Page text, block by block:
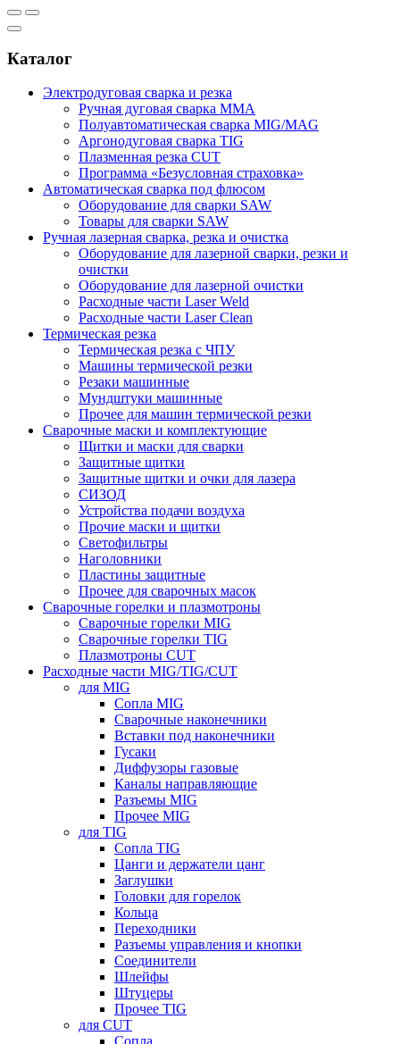
Каталог
Электродуговая сварка и резка
Ручная дуговая сварка MMA
Полуавтоматическая сварка MIG/MAG
Аргонодуговая сварка TIG
Плазменная резка CUT
Программа «Безусловная страховка»
Автоматическая сварка под флюсом
Оборудование для сварки SAW
Товары для сварки SAW
Ручная лазерная сварка, резка и очистка
Оборудование для лазерной сварки, резки и
очистки
Оборудование для лазерной очистки
Расходные части Laser Weld
Расходные части Laser Clean
Термическая резка
Термическая резка с ЧПУ
Машины термической резки
Резаки машинные
Мундштуки машинные
Прочее для машин термической резки
Сварочные маски и комплектующие
Щитки и маски для сварки
Защитные щитки
Защитные щитки и очки для лазера
СИЗОД
Устройства подачи воздуха
Прочие маски и щитки
Светофильтры
Наголовники
Пластины защитные
Прочее для сварочных масок
Сварочные горелки и плазмотроны
Сварочные горелки MIG
Сварочные горелки TIG
Плазмотроны CUT
Расходные части MIG/TIG/CUT
для MIG
Сопла MIG
Сварочные наконечники
Вставки под наконечники
Гусаки
Диффузоры газовые
Каналы направляющие
Разъемы MIG
Прочее MIG
для TIG
Сопла TIG
Цанги и держатели цанг
Заглушки
Головки для горелок
Кольца
Переходники
Разъемы управления и кнопки
Соединители
Шлейфы
Штуцеры
Прочее TIG
для CUT